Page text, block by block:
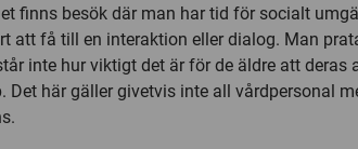
finns besök där man har tid för socialt
att få till en interaktion eller dialog. Man
inte hur viktigt det är för de äldre att deras
Det här gäller givetvis inte all vårdpersonal